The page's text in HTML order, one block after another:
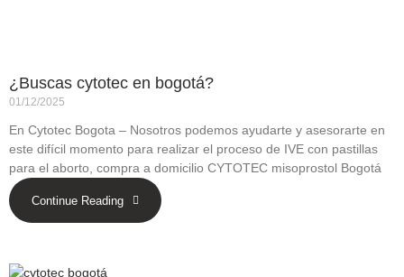
¿Buscas cytotec en bogotá?
01/12/2025
En Cytotec Bogota – Nosotros podemos ayudarte y asesorarte en
este difícil momento para realizar el proceso de IVE con pastillas
para el aborto, compra a domicilio CYTOTEC misoprostol Bogotá
Continue Reading